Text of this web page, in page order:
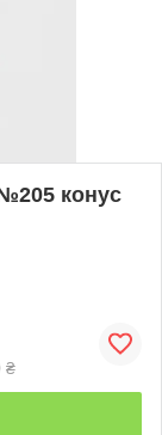
конус
₴